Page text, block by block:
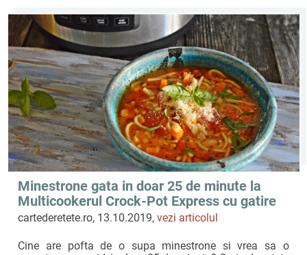
Minestrone gata in doar 25 de minute la
Multicookerul Crock-Pot Express cu gatire
sub presiune by Carte de Retete
cartederetete.ro, 13.10.2019,vezi articolul
Cine are pofta de o supa minestrone si vrea sa o